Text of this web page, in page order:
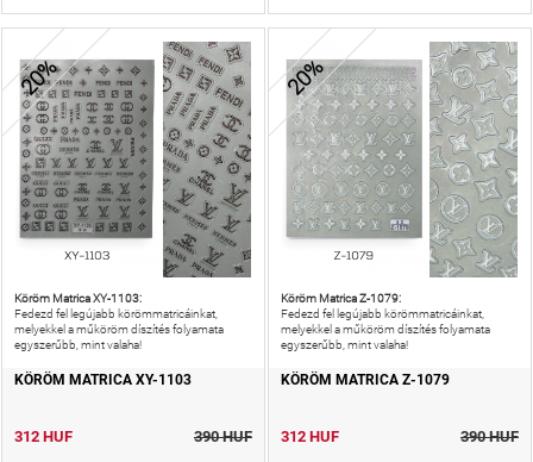
20%
Köröm Matrica XY-1103:
Fedezd fel legújabb körömmatricáinkat,
melyekkel a műköröm díszítés folyamata
egyszerűbb, mint valaha!
KÖRÖM MATRICA XY-1103
312 HUF 390 HUF
20%
Köröm Matrica Z-1079:
Fedezd fel legújabb körömmatricáinkat,
melyekkel a műköröm díszítés folyamata
egyszerűbb, mint valaha!
KÖRÖM MATRICA Z-1079
312 HUF 390 HUF